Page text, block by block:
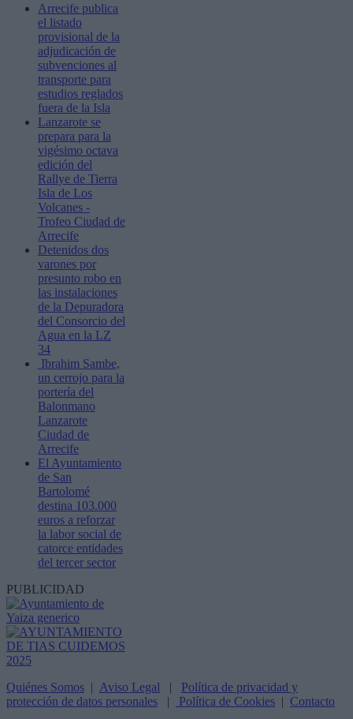
Arrecife publica
el listado
provisional de la
adjudicación de
subvenciones al
transporte para
estudios reglados
fuera de la Isla
Lanzarote se
prepara para la
vigésimo octava
edición del
Rallye de Tierra
Isla de Los
Volcanes -
Trofeo Ciudad de
Arrecife
Detenidos dos
varones por
presunto robo en
las instalaciones
de la Depuradora
del Consorcio del
Agua en la LZ
34
Ibrahim Sambe,
un cerrojo para la
portería del
Balonmano
Lanzarote
Ciudad de
Arrecife
El Ayuntamiento
de San
Bartolomé
destina 103.000
euros a reforzar
la labor social de
catorce entidades
del tercer sector
PUBLICIDAD
Quiénes Somos | Aviso Legal | Política de privacidad y
protección de datos personales | Política de Cookies | Contacto